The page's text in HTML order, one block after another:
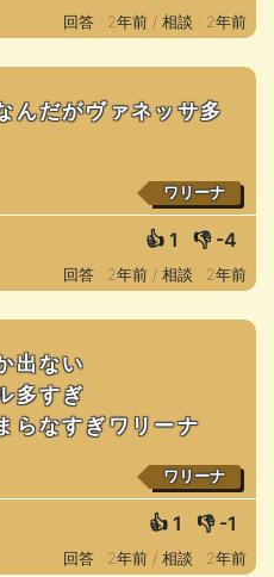
回答 : 2年前 / 相談 : 2年前
んだがヴァネッサ多
ワリーナ
👍 1 👎 -4
回答 : 2年前 / 相談 : 2年前
出ない
多すぎ
らなすぎワリーナ
ワリーナ
👍 1 👎 -1
回答 : 2年前 / 相談 : 2年前